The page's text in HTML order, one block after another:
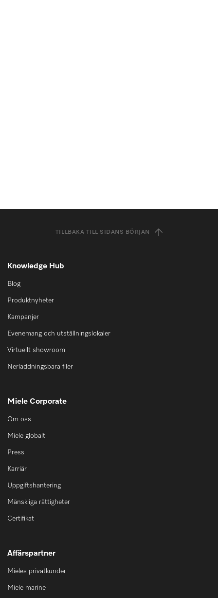
TILLBAKA TILL SIDANS BÖRJAN
Knowledge Hub
Blog
Produktnyheter
Kampanjer
Evenemang och utställningslokaler
Virtuellt showroom
Nerladdningsbara filer
Miele Corporate
Om oss
Miele globalt
Press
Karriär
Uppgiftshantering
Mänskliga rättigheter
Certifikat
Affärspartner
Mieles privatkunder
Miele marine